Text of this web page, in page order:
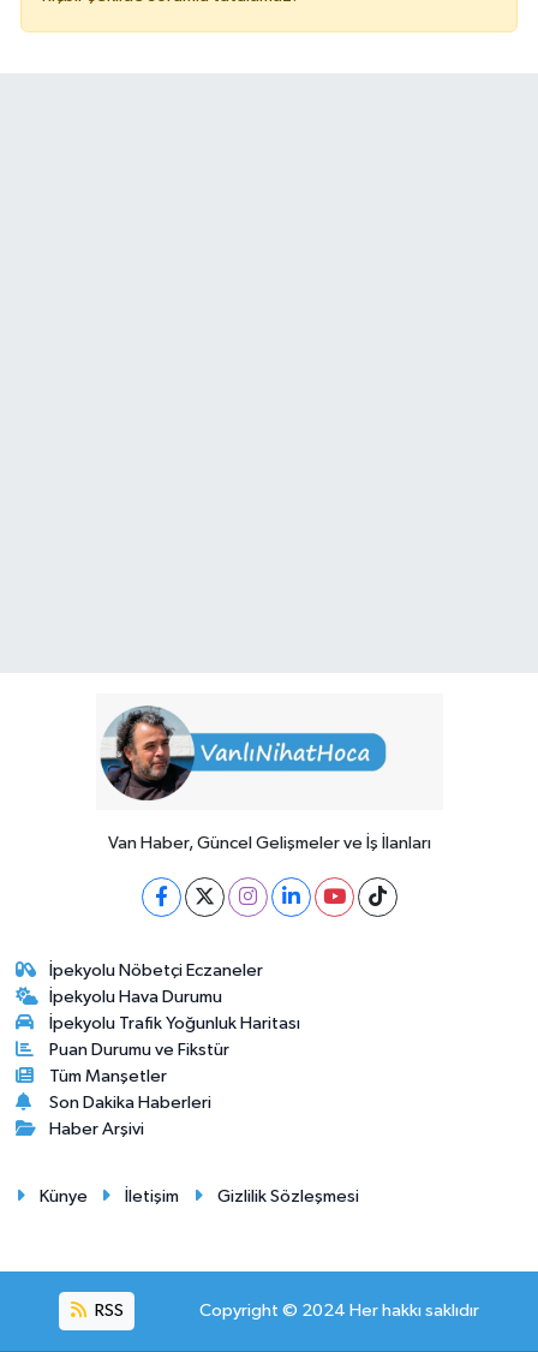
Van Haber, Güncel Gelişmeler ve İş İlanları
İpekyolu Nöbetçi Eczaneler
İpekyolu Hava Durumu
İpekyolu Trafik Yoğunluk Haritası
Puan Durumu ve Fikstür
Tüm Manşetler
Son Dakika Haberleri
Haber Arşivi
Künye İletişim Gizlilik Sözleşmesi
RSS Copyright © 2024 Her hakkı saklıdır